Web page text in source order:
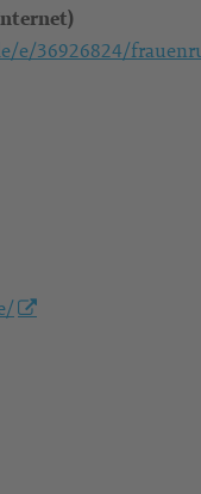
e/36926824/